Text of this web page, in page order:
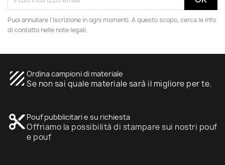
Puoi annullare l'iscrizione in ogni momenti. A questo scopo, cerca le info
di contatto nelle note legali.
texture Ordina campioni di materiale
Se non sai quale materiale sarà il migliore per te.
content_cut Pouf pubblicitari e su richiesta
Offriamo la possibilità di stampare sui nostri pouf
e pouf